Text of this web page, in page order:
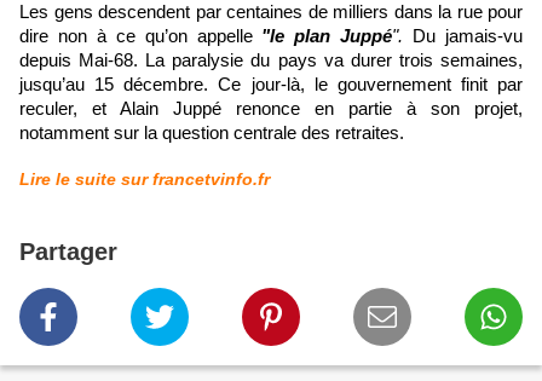
Les gens descendent par centaines de milliers dans la rue pour
dire non à ce qu’on appelle "le plan Juppé". Du jamais-vu
depuis Mai-68. La paralysie du pays va durer trois semaines,
jusqu’au 15 décembre. Ce jour-là, le gouvernement finit par
reculer, et Alain Juppé renonce en partie à son projet,
notamment sur la question centrale des retraites.
Lire le suite sur francetvinfo.fr
Partager